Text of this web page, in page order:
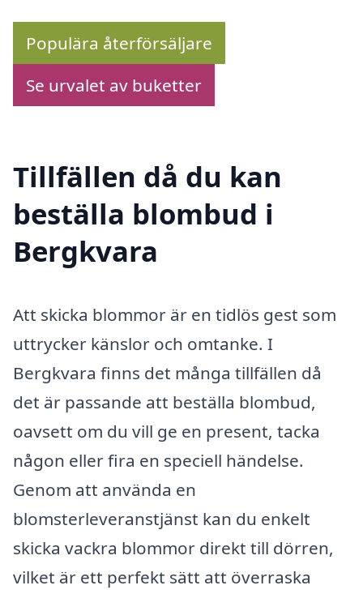
Populära återförsäljare
Se urvalet av buketter
Tillfällen då du kan
beställa blombud i
Bergkvara
Att skicka blommor är en tidlös gest som
uttrycker känslor och omtanke. I
Bergkvara finns det många tillfällen då
det är passande att beställa blombud,
oavsett om du vill ge en present, tacka
någon eller fira en speciell händelse.
Genom att använda en
blomsterleveranstjänst kan du enkelt
skicka vackra blommor direkt till dörren,
vilket är ett perfekt sätt att överraska